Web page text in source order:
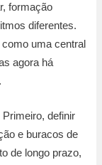
formação
diferentes.
uma central
agora há
definir
e buracos de
de longo prazo,